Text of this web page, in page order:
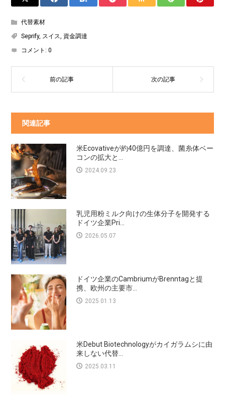
代替素材
Seprify, スイス, 資金調達
コメント:0
関連記事
米Ecovativeが約40億円を調達、菌糸体ベー
コンの拡大と...
2024.09.23
乳児用粉ミルク向けの生体分子を開発する
ドイツ企業Pri...
2026.05.07
ドイツ企業のCambriumがBrenntagと提
携、欧州の主要市...
2025.01.13
米Debut Biotechnologyがカイガラムシに由
来しない代替...
2025.03.11